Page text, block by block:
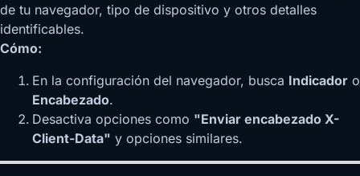
de tu navegador, tipo de dispositivo y otros detalles
identificables.
Cómo:
En la configuración del navegador, busca Indicador o
Encabezado.
Desactiva opciones como "Enviar encabezado X-
Client-Data" y opciones similares.